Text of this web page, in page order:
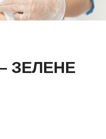
ЗЕЛЕНЕ